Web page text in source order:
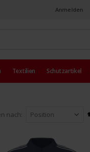
Anmelden
Textilien Schutzartikel
nach